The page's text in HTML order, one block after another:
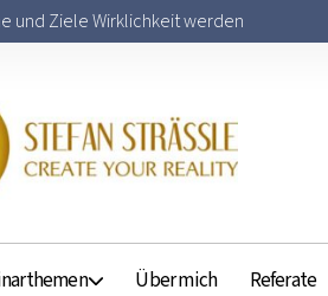
und Ziele Wirklichkeit werden
Über mich Referate